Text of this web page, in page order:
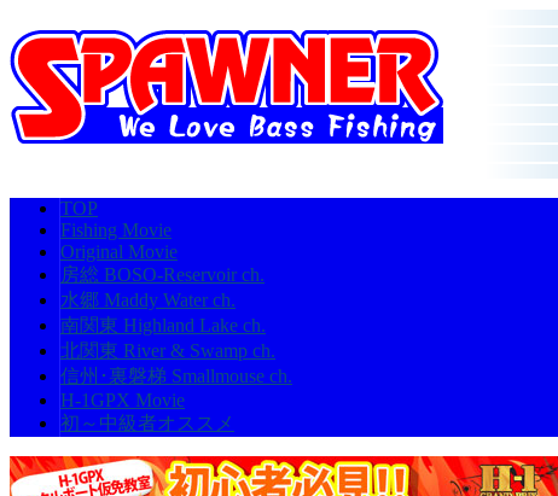
TOP
Fishing Movie
Original Movie
房総 BOSO-Reservoir ch.
水郷 Maddy Water ch.
南関東 Highland Lake ch.
北関東 River & Swamp ch.
信州･裏磐梯 Smallmouse ch.
H-1GPX Movie
初～中級者オススメ